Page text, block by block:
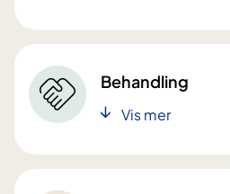
Behandling
Vis mer